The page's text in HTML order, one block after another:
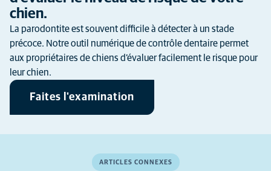
chien.
La parodontite est souvent difficile à détecter à un stade
précoce. Notre outil numérique de contrôle dentaire permet
aux propriétaires de chiens d’évaluer facilement le risque pour
leur chien.
Faites l'examination
ARTICLES CONNEXES